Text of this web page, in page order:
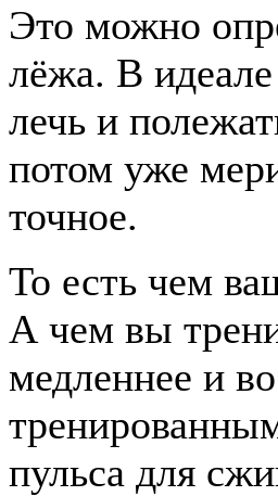
Это можно
лёжа. В
лечь и
потом уже
точное.
То есть чем
А чем вы
медленнее и
пульса для